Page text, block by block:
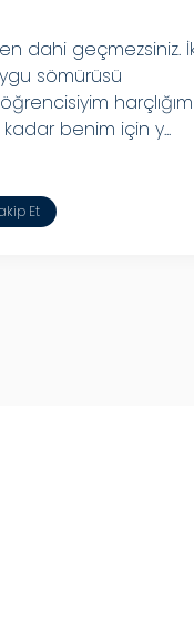
dahi geçmezsiniz.
sömürüsü
benim için y...
Et